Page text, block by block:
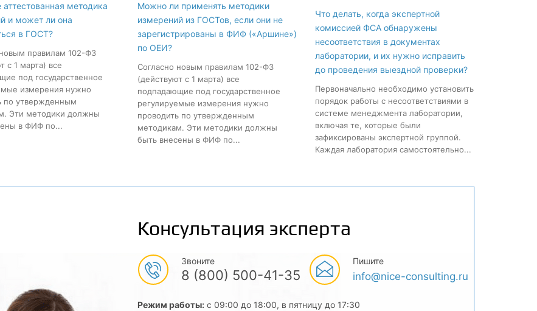
аттестованная методика
и может ли она
в ГОСТ?
правилам 102-ФЗ
с 1 марта) все
под государственное
измерения нужно
по утвержденным
Эти методики должны
в ФИФ по...
Можно ли применять методики
измерений из ГОСТов, если они не
зарегистрированы в ФИФ («Аршине»)
по ОЕИ?
Согласно новым правилам 102-ФЗ
(действуют с 1 марта) все
подпадающие под государственное
регулируемые измерения нужно
проводить по утвержденным
методикам. Эти методики должны
быть внесены в ФИФ по...
Что делать, когда экспертной
комиссией ФСА обнаружены
несоответствия в документах
лаборатории, и их нужно исправить
до проведения выездной проверки?
Первоначально необходимо установить
порядок работы с несоответствиями в
системе менеджмента лаборатории,
включая те, которые были
зафиксированы экспертной группой.
Каждая лаборатория самостоятельно...
Консультация эксперта
Звоните
8 (800) 500-41-35
Пишите
info@nice-consulting.ru
Режим работы:с 09:00 до 18:00, в пятницу до 17:30